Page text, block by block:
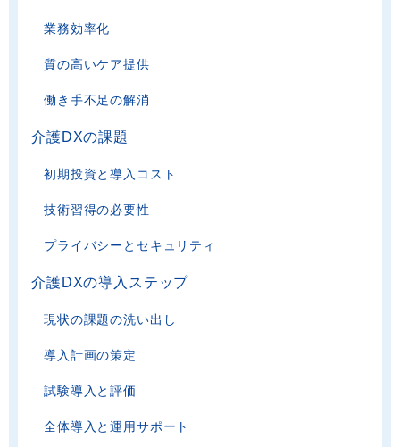
業務効率化
質の高いケア提供
働き手不足の解消
介護DXの課題
初期投資と導入コスト
技術習得の必要性
プライバシーとセキュリティ
介護DXの導入ステップ
現状の課題の洗い出し
導入計画の策定
試験導入と評価
全体導入と運用サポート